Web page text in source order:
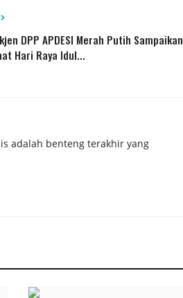
DPP APDESI Merah Putih Sampaikan
Hari Raya Idul...
adalah benteng terakhir yang